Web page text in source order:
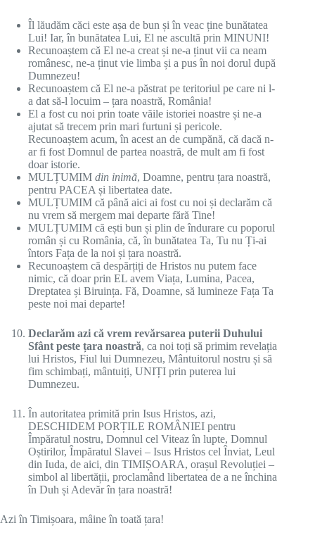
Îl lăudăm căci este așa de bun și în veac ține bunătatea
Lui! Iar, în bunătatea Lui, El ne ascultă prin MINUNI!
Recunoaștem că El ne-a creat și ne-a ținut vii ca neam
românesc, ne-a ținut vie limba și a pus în noi dorul după
Dumnezeu!
Recunoaștem că El ne-a păstrat pe teritoriul pe care ni l-
a dat să-l locuim – țara noastră, România!
El a fost cu noi prin toate văile istoriei noastre și ne-a
ajutat să trecem prin mari furtuni și pericole.
Recunoaștem acum, în acest an de cumpănă, că dacă n-
ar fi fost Domnul de partea noastră, de mult am fi fost
doar istorie.
MULȚUMIM din inimă, Doamne, pentru țara noastră,
pentru PACEA și libertatea date.
MULȚUMIM că până aici ai fost cu noi și declarăm că
nu vrem să mergem mai departe fără Tine!
MULȚUMIM că ești bun și plin de îndurare cu poporul
român și cu România, că, în bunătatea Ta, Tu nu Ți-ai
întors Fața de la noi și țara noastră.
Recunoaștem că despărțiți de Hristos nu putem face
nimic, că doar prin EL avem Viața, Lumina, Pacea,
Dreptatea și Biruința. Fă, Doamne, să lumineze Fața Ta
peste noi mai departe!
Declarăm azi că vrem revărsarea puterii Duhului
Sfânt peste țara noastră, ca noi toți să primim revelația
lui Hristos, Fiul lui Dumnezeu, Mântuitorul nostru și să
fim schimbați, mântuiți, UNIȚI prin puterea lui
Dumnezeu.
În autoritatea primită prin Isus Hristos, azi,
DESCHIDEM PORȚILE ROMÂNIEI pentru
Împăratul nostru, Domnul cel Viteaz în lupte, Domnul
Oștirilor, Împăratul Slavei – Isus Hristos cel Înviat, Leul
din Iuda, de aici, din TIMIȘOARA, orașul Revoluției –
simbol al libertății, proclamând libertatea de a ne închina
în Duh și Adevăr în țara noastră!
Azi în Timișoara, mâine în toată țara!